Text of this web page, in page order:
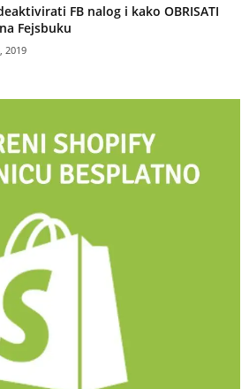
FB nalog i kako OBRISATI
Fejsbuku
2019